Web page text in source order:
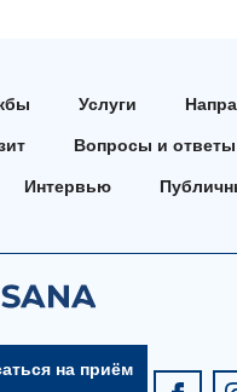
Услуги
Вопросы и ответы
Интервью
на приём